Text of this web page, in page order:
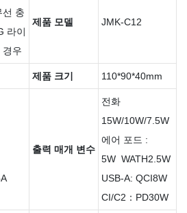
선 충
라이
경우
제품 모델 JMK-C12
제품 크기 110*90*40mm
출력 매개 변수
전화
15W/10W/7.5W
에어 포드 :
5W WATH2.5W
USB-A: QCI8W
CI/C2：PD30W